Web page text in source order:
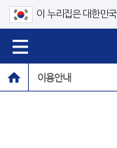
이 누리집은 대한민
이용안내